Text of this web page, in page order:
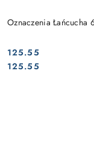
Oznaczenia Łańcucha
Cena:
125.55
Cena:
125.55